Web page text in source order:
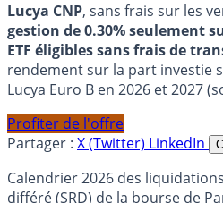
Lucya CNP, sans frais sur les
gestion de 0.30% seulement
ETF éligibles sans frais de
rendement sur la part investie
Lucya Euro B en 2026 et 2027
Profiter de l'offre
Partager : X (Twitter) LinkedIn
Calendrier 2026 des
différé (SRD) de la bourse de